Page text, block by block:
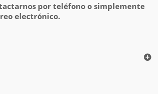
por teléfono o simplemente
electrónico.